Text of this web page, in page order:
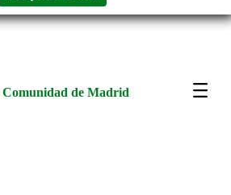
Comunidad de Madrid